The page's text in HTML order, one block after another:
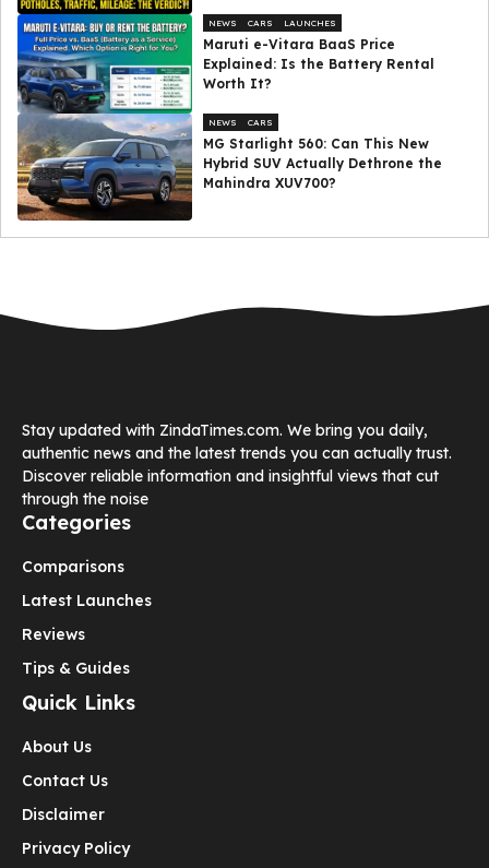
NEWS CARS LAUNCHES
Maruti e-Vitara BaaS Price
Explained: Is the Battery Rental
Worth It?
NEWS CARS
MG Starlight 560: Can This New
Hybrid SUV Actually Dethrone the
Mahindra XUV700?
Stay updated with ZindaTimes.com. We bring you daily,
authentic news and the latest trends you can actually trust.
Discover reliable information and insightful views that cut
through the noise
Categories
Comparisons
Latest Launches
Reviews
Tips & Guides
Quick Links
About Us
Contact Us
Disclaimer
Privacy Policy